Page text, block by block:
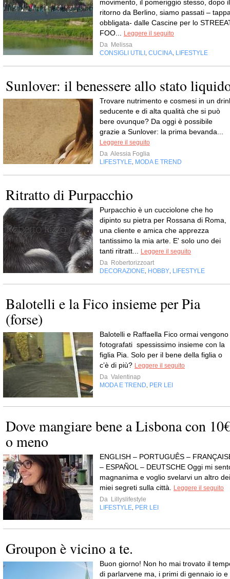
movimento, il pomeriggio stesso, dopo il
ritorno da Berlino, siamo passati –
obbligata- dalle Cascine per lo
FOO...
Leggere il seguito
Da Melissa
CONSIGLI UTILI
CUCINA LIFESTYLE
Sunlover: il benessere allo stato
Trovare nutrimento e cosmesi in un
seducente e di alta qualità che si può
bere ovunque? Da oggi è possibile
grazie a Sunlover: la prima bevanda...
Leggere il seguito
Da Alessia Foglia
LIFESTYLE MODA E TREND
Ritratto di Purpacchio
Purpacchio è un cucciolone che ho
dipinto su pietra per Rossana di Roma,
una cliente e amica che apprezza
tantissimo la mia arte. E' solo uno dei
tanti ritratt...
Leggere il seguito
Da Robertorizzoart
DECORAZIONE HOBBY LIFESTYLE
Balotelli e la Fico insieme per Pia
(forse)
Balotelli e Raffaella Fico ormai vengono
fotografati spessissimo insieme con la
figlia Pia. Solo per il bene della figlia o
c’è di più? Leggere il seguito
Da Valentinap
MODA E TREND
PER LEI
Dove mangiare bene a Lisbona con
o meno
ENGLISH – PORTUGUÊS –
– ESPAÑOL – DEUTSCHE Oggi mi
magnanima e voglio svelarvi un altro dei
miei segreti sulla città.
Leggere il seguito
Da Lillyslifestyle
LIFESTYLE PER LEI
Groupon è vicino a te.
Buon giorno! Non ho mai trovato il
di parlarvene ma, i primi di gennaio io e